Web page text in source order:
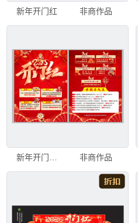
新年开门红 非商作品
非商作品